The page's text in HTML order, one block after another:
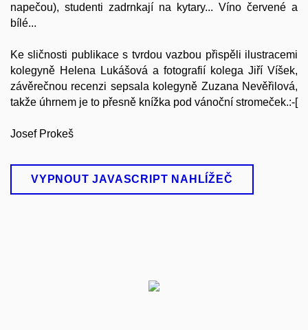
napečou), studenti zadrnkají na kytary... Víno červené a
bílé...
Ke sličnosti publikace s tvrdou vazbou přispěli ilustracemi
kolegyně Helena Lukášová a fotografií kolega Jiří Víšek,
závěrečnou recenzi sepsala kolegyně Zuzana Nevěřilová,
takže úhrnem je to přesně knížka pod vánoční stromeček.:-[
Josef Prokeš
VYPNOUT JAVASCRIPT NAHLÍŽEČ